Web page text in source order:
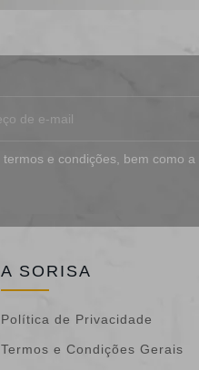
termos e condições , bem como a
A SORISA
Política de Privacidade
Termos e Condições Gerais